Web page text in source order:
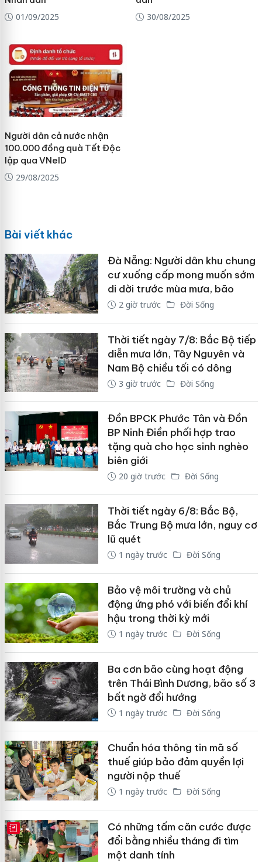
01/09/2025
30/08/2025
Người dân cả nước nhận
100.000 đồng quà Tết Độc
lập qua VNeID
29/08/2025
Bài viết khác
Đà Nẵng: Người dân khu chung
cư xuống cấp mong muốn sớm
di dời trước mùa mưa, bão
2 giờ trước Đời Sống
Thời tiết ngày 7/8: Bắc Bộ tiếp
diễn mưa lớn, Tây Nguyên và
Nam Bộ chiều tối có dông
3 giờ trước Đời Sống
Đồn BPCK Phước Tân và Đồn
BP Ninh Điền phối hợp trao
tặng quà cho học sinh nghèo
biên giới
20 giờ trước Đời Sống
Thời tiết ngày 6/8: Bắc Bộ,
Bắc Trung Bộ mưa lớn, nguy cơ
lũ quét
1 ngày trước Đời Sống
Bảo vệ môi trường và chủ
động ứng phó với biến đổi khí
hậu trong thời kỳ mới
1 ngày trước Đời Sống
Ba cơn bão cùng hoạt động
trên Thái Bình Dương, bão số 3
bất ngờ đổi hướng
1 ngày trước Đời Sống
Chuẩn hóa thông tin mã số
thuế giúp bảo đảm quyền lợi
người nộp thuế
1 ngày trước Đời Sống
E-MAGAZINE
Có những tấm căn cước được
đổi bằng nhiều tháng đi tìm
một danh tính